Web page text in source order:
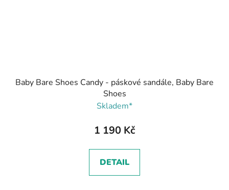
Baby Bare Shoes Candy - páskové sandále, Baby Bare
Shoes
Skladem*
1 190 Kč
DETAIL